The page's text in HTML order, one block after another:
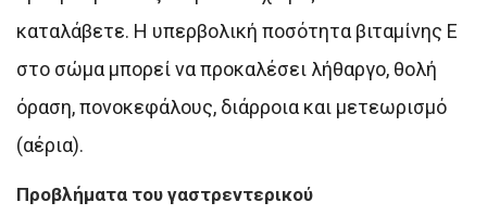
καταλάβετε. Η υπερβολική ποσότητα βιταμίνης Ε
στο σώμα μπορεί να προκαλέσει λήθαργο, θολή
όραση, πονοκεφάλους, διάρροια και μετεωρισμό
(αέρια).
Προβλήματα του γαστρεντερικού